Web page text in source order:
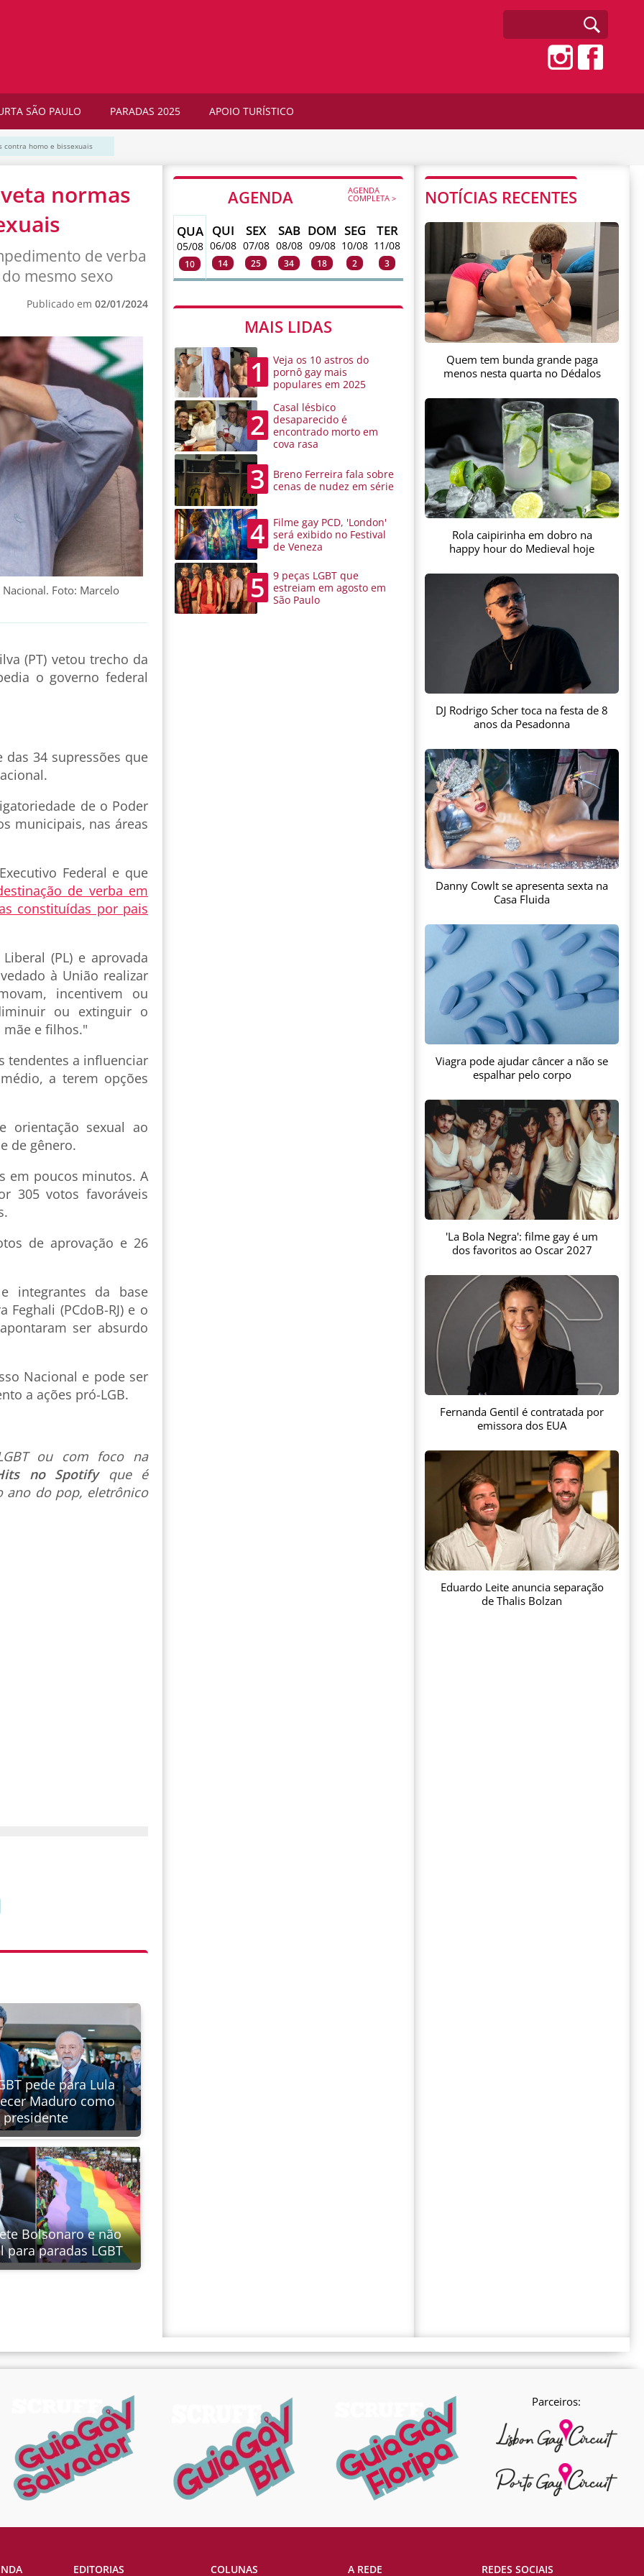
SÃO PAULO PARADAS 2025 APOIO TURÍSTICO
contra homo e bissexuais
normas
de verba
mesmo sexo
Publicado em 02/01/2024
Foto: Marcelo
(PT) vetou trecho da
o governo federal
34 supressões que
de o Poder
municipais, nas áreas
Federal e que
de verba em
constituídas por pais
(PL) e aprovada
à União realizar
incentivem ou
ou extinguir o
e filhos."
tendentes a influenciar
a terem opções
orientação sexual ao
de gênero.
em poucos minutos. A
305 votos favoráveis
de aprovação e 26
integrantes da base
(PCdoB-RJ) e o
ser absurdo
Nacional e pode ser
a ações pró-LGB.
ou com foco na
no Spotify que é
ano do pop, eletrônico
pede para Lula
Maduro como
presidente
Bolsonaro e não
para paradas LGBT
AGENDA AGENDA
COMPLETA >
QUA
05/08
10
QUI
06/08
14
SEX
07/08
25
SAB
08/08
34
DOM
09/08
18
SEG
10/08
2
TER
11/08
3
MAIS LIDAS
1
Veja os 10 astros do
pornô gay mais
populares em 2025
2
Casal lésbico
desaparecido é
encontrado morto em
cova rasa
3
Breno Ferreira fala sobre
cenas de nudez em série
4
Filme gay PCD, 'London'
será exibido no Festival
de Veneza
5
9 peças LGBT que
estreiam em agosto em
São Paulo
NOTÍCIAS RECENTES
Quem tem bunda grande paga
menos nesta quarta no Dédalos
Rola caipirinha em dobro na
happy hour do Medieval hoje
DJ Rodrigo Scher toca na festa de 8
anos da Pesadonna
Danny Cowlt se apresenta sexta na
Casa Fluida
Viagra pode ajudar câncer a não se
espalhar pelo corpo
'La Bola Negra': filme gay é um
dos favoritos ao Oscar 2027
Fernanda Gentil é contratada por
emissora dos EUA
Eduardo Leite anuncia separação
de Thalis Bolzan
Parceiros:
EDITORIAS COLUNAS A REDE REDES SOCIAIS